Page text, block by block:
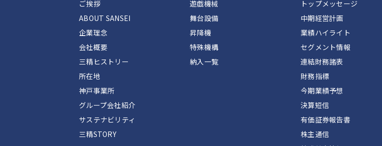
ご挨拶
ABOUT SANSEI
企業理念
会社概要
三精ヒストリー
所在地
神戸事業所
グループ会社紹介
サステナビリティ
三精STORY
遊戯機械
舞台設備
昇降機
特殊機構
納入一覧
トップメッセージ
中期経営計画
業績ハイライト
セグメント情報
連結財務諸表
財務指標
今期業績予想
決算短信
有価証券報告書
株主通信